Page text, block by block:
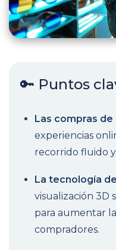
🔑 Puntos
Las compras de
experiencias
recorrido fluido
La tecnología
visualización 3D
para aumentar
compradores.